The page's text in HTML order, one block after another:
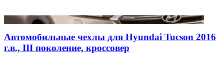
Автомобильные чехлы для Hyundai Tucson 2016
г.в., III поколение, кроссовер